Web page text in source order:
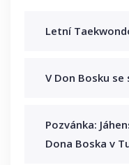
Letní
V Don Bosku
Pozvánka:
Dona Boska v